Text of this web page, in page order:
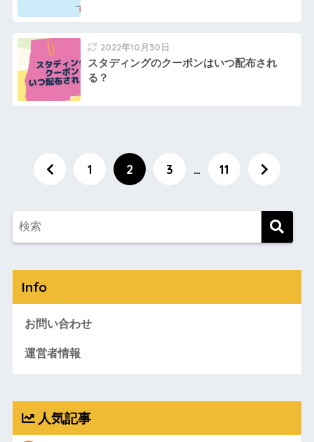
2022年10月30日
スタディングのクーポンはいつ配布され
る？
1 2 3 … 11
Info
お問い合わせ
運営者情報
人気記事